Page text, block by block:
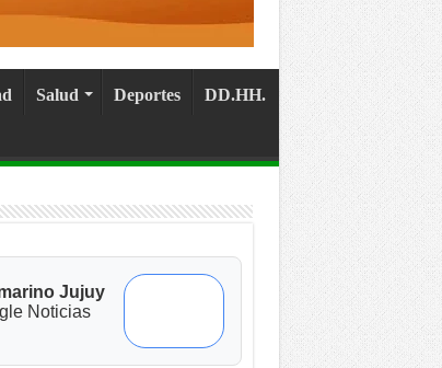
Salud Deportes DD.HH.
Jujuy
Noticias